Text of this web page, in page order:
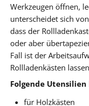
Werkzeugen öffnen,
unterscheidet sich
dass der
oder aber
Fall ist der
Rollladenkästen
Folgende Utensilien
für Holzkästen